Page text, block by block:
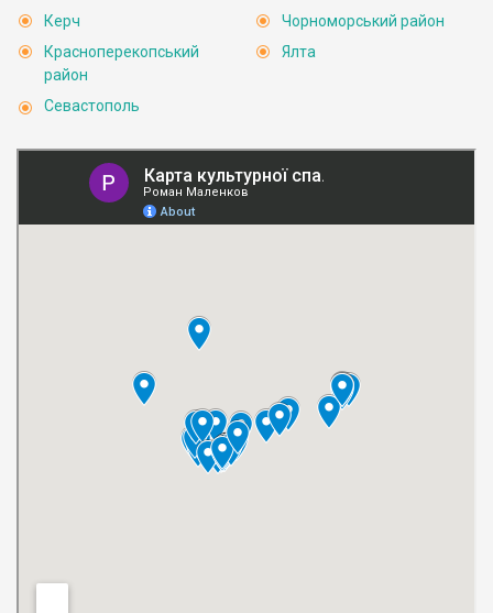
Керч
Красноперекопський
район
Севастополь
Чорноморський район
Ялта